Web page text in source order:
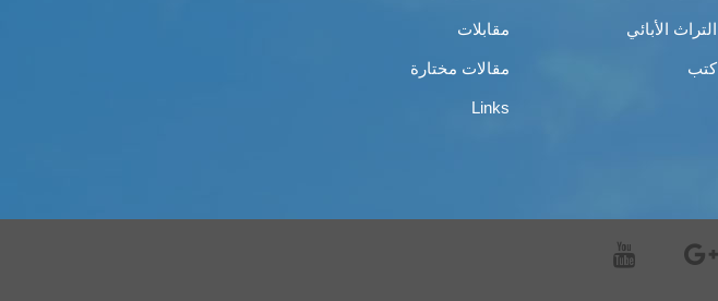
التراث الأبائي
كتب
مقابلات
مقالات مختارة
Links